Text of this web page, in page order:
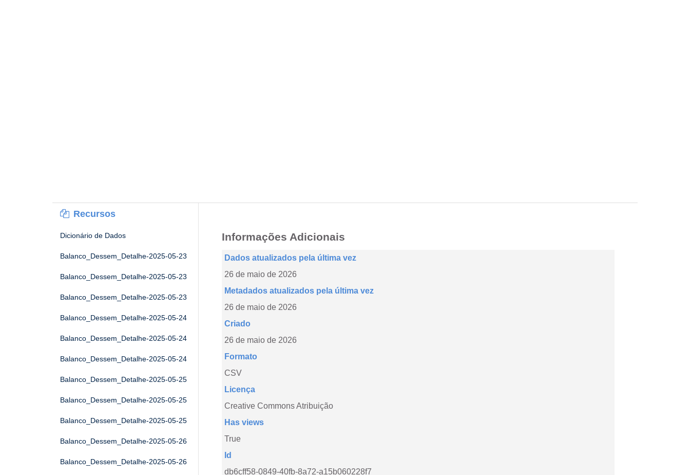
Recursos
Dicionário de Dados
Balanco_Dessem_Detalhe-2025-05-23
Balanco_Dessem_Detalhe-2025-05-23
Balanco_Dessem_Detalhe-2025-05-23
Balanco_Dessem_Detalhe-2025-05-24
Balanco_Dessem_Detalhe-2025-05-24
Balanco_Dessem_Detalhe-2025-05-24
Balanco_Dessem_Detalhe-2025-05-25
Balanco_Dessem_Detalhe-2025-05-25
Balanco_Dessem_Detalhe-2025-05-25
Balanco_Dessem_Detalhe-2025-05-26
Balanco_Dessem_Detalhe-2025-05-26
Informações Adicionais
Dados atualizados pela última vez
26 de maio de 2026
Metadados atualizados pela última vez
26 de maio de 2026
Criado
26 de maio de 2026
Formato
CSV
Licença
Creative Commons Atribuição
Has views
True
Id
db6cff58-0849-40fb-8a72-a15b060228f7